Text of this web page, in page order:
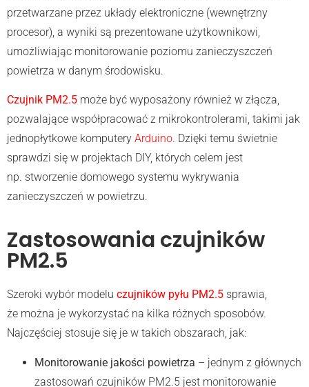
przetwarzane przez układy elektroniczne (wewnętrzny
procesor), a wyniki są prezentowane użytkownikowi,
umożliwiając monitorowanie poziomu zanieczyszczeń
powietrza w danym środowisku.
Czujnik PM2.5 może być wyposażony również w złącza,
pozwalające współpracować z mikrokontrolerami, takimi jak
jednopłytkowe komputery Arduino. Dzięki temu świetnie
sprawdzi się w projektach DIY, których celem jest
np. stworzenie domowego systemu wykrywania
zanieczyszczeń w powietrzu.
Zastosowania czujników
PM2.5
Szeroki wybór modelu czujników pyłu PM2.5 sprawia,
że można je wykorzystać na kilka różnych sposobów.
Najczęściej stosuje się je w takich obszarach, jak:
Monitorowanie jakości powietrza – jednym z głównych
zastosowań czujników PM2.5 jest monitorowanie